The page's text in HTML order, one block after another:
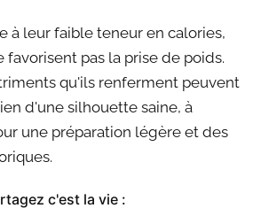
à leur faible teneur en calories,
favorisent pas la prise de poids.
qu'ils renferment peuvent
d'une silhouette saine, à
une préparation légère et des
c'est la vie :